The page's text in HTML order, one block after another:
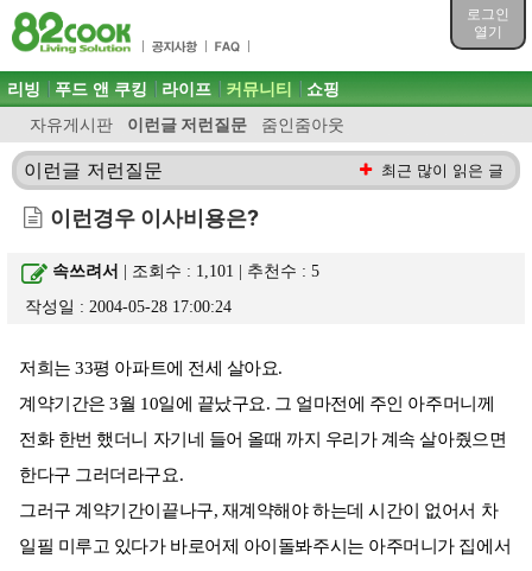
로그인
열기
목차
주메뉴 바로가기
컨텐츠 바로가기
검색 바로가기
로그인 바로가기
주메뉴
리빙 푸드 앤 쿠킹 라이프 커뮤니티
자유게시판 이런글 저런질문 줌인줌아웃
쇼핑
이런글 저런질문 최근 많이 읽은 글
이런경우 이사비용은?
속쓰려서 | 조회수 : 1,101 | 추천수 :5
작성일 : 2004-05-28 17:00:24
저희는 33평 아파트에 전세 살아요.
계약기간은 3월 10일에 끝났구요. 그 얼마전에 주인 아주머니께
전화 한번 했더니 자기네 들어 올때 까지 우리가 계속 살아줬으면
한다구 그러더라구요.
그러구 계약기간이끝나구, 재계약해야 하는데 시간이 없어서 차
일필 미루고 있다가 바로어제 아이돌봐주시는 아주머니가 집에서